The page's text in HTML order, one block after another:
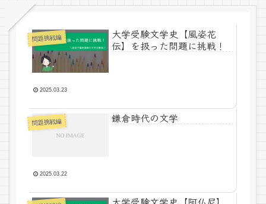
問題挑戦編
大学受験文学史【風姿花
伝】を扱った問題に挑戦！
2025.03.23
問題挑戦編 鎌倉時代の文学
2025.03.22